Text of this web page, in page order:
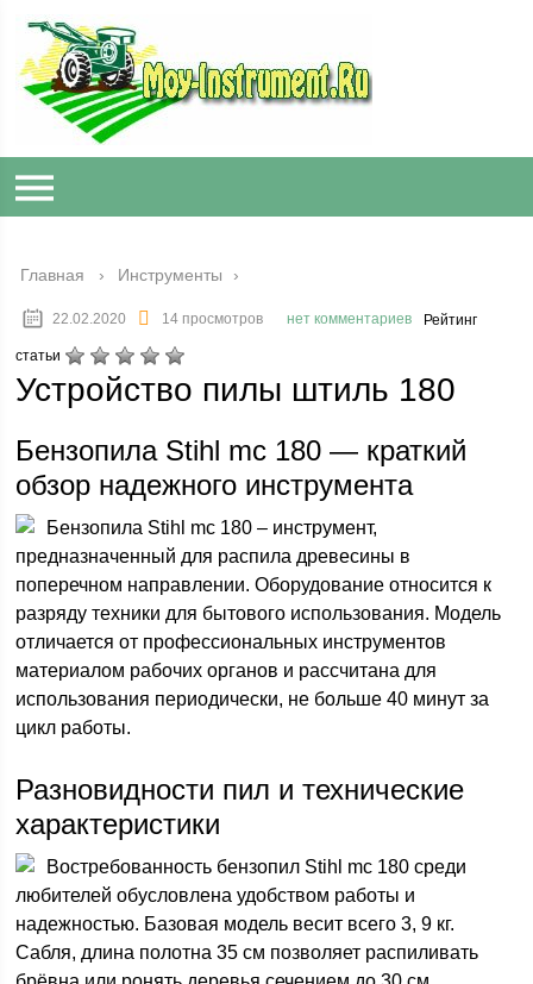
Главная › Инструменты
22.02.2020 14 просмотров нет комментариев Рейтинг
статьи
Устройство пилы штиль 180
Бензопила Stihl mc 180 — краткий
обзор надежного инструмента
Бензопила Stihl mc 180 – инструмент,
предназначенный для распила древесины в
поперечном направлении. Оборудование относится к
разряду техники для бытового использования. Модель
отличается от профессиональных инструментов
материалом рабочих органов и рассчитана для
использования периодически, не больше 40 минут за
цикл работы.
Разновидности пил и технические
характеристики
Востребованность бензопил Stihl mc 180 среди
любителей обусловлена удобством работы и
надежностью. Базовая модель весит всего 3, 9 кг.
Сабля, длина полотна 35 см позволяет распиливать